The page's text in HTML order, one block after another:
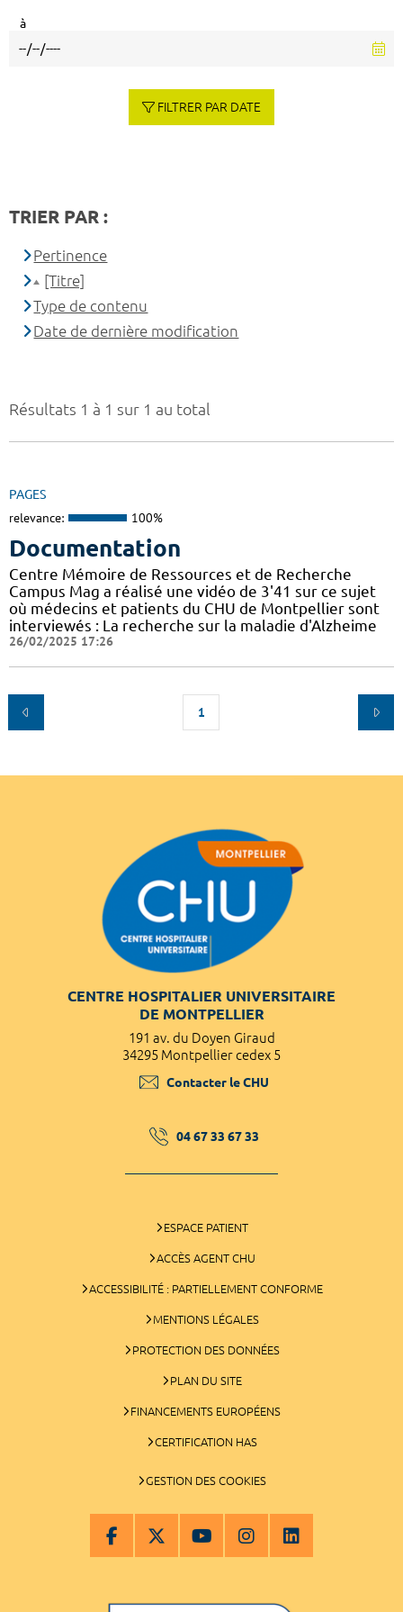
Résultats 1 à 1 sur 1 au total
PAGES
relevance: 100%
Documentation
Centre Mémoire de Ressources et de Recherche
Campus Mag a réalisé une vidéo de 3'41 sur ce sujet
où médecins et patients du CHU de Montpellier sont
interviewés : La recherche sur la maladie d'Alzheime
26/02/2025 17:26
1
à
FILTRER PAR DATE
TRIER PAR :
Pertinence
[Titre]
Type de contenu
Date de dernière modification
CENTRE HOSPITALIER UNIVERSITAIRE
DE MONTPELLIER
191 av. du Doyen Giraud
34295 Montpellier cedex 5
Contacter le CHU
04 67 33 67 33
ESPACE PATIENT
ACCÈS AGENT CHU
ACCESSIBILITÉ : PARTIELLEMENT CONFORME
MENTIONS LÉGALES
PROTECTION DES DONNÉES
PLAN DU SITE
FINANCEMENTS EUROPÉENS
CERTIFICATION HAS
GESTION DES COOKIES